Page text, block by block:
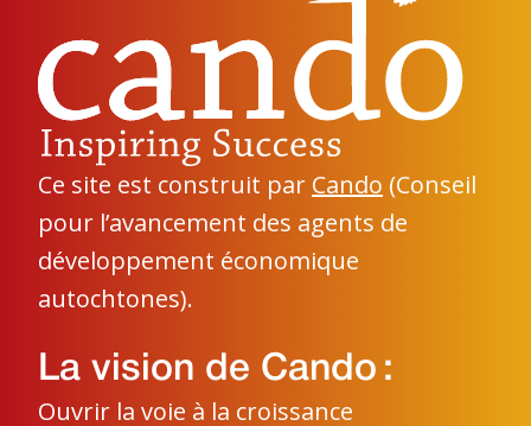
Ce site est construit par Cando (Conseil
pour l’avancement des agents de
développement économique
autochtones).
La vision de Cando :
Ouvrir la voie à la croissance